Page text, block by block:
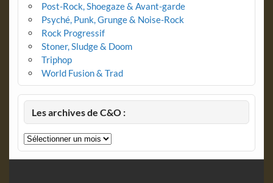
Post-Rock, Shoegaze & Avant-garde
Psyché, Punk, Grunge & Noise-Rock
Rock Progressif
Stoner, Sludge & Doom
Triphop
World Fusion & Trad
Les archives de C&O :
Les
archives